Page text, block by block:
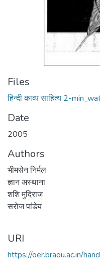
Files
हिन्दी काव्य साहित्य 2-
Date
2005
Authors
भीमसेन निर्मल
ज्ञान अस्थाना
शशि मुदिराज
सरोज पांडेय
URI
https://oer.braou.ac.in/